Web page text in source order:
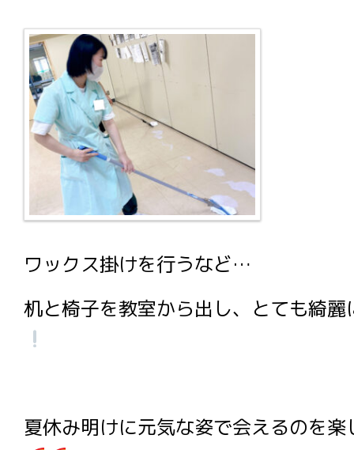
ワックス掛けを行うなど…
机と椅子を教室から出し、とても綺麗
夏休み明けに元気な姿で会えるのを